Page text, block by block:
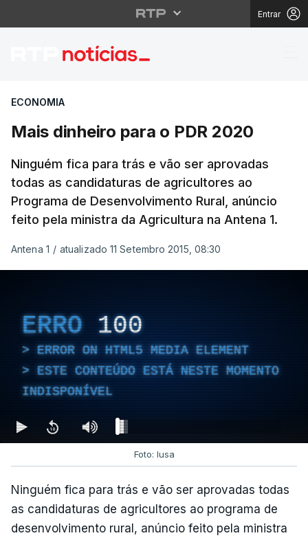
Entrar
Mais dinheiro para o
ECONOMIA
Mais dinheiro para o PDR 2020
Ninguém fica para trás e vão ser aprovadas
todas as candidaturas de agricultores ao
Programa de Desenvolvimento Rural, anúncio
feito pela ministra da Agricultura na Antena 1.
Antena 1 / atualizado 11 Setembro 2015, 08:30
ERRO 100
ERROR ON HTML5 MEDIA ELEMENT
ESTE CONTEÚDO ESTÁ NESTE MOMENTO
INDISPONÍVEL
Foto: lusa
Ninguém fica para trás e vão ser aprovadas todas
as candidaturas de agricultores ao programa de
desenvolvimento rural, anúncio feito pela ministra